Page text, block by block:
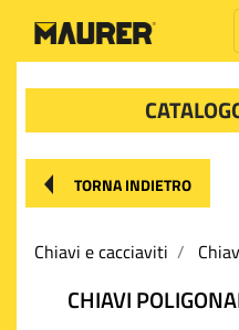
TORNA INDIETRO
Chiavi e cacciaviti
CHIAVI